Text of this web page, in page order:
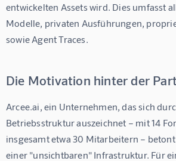
entwickelten Assets wird. Dies umfasst
Modelle, privaten Ausführungen,
sowie Agent Traces.
Die Motivation hinter der
Arcee.ai, ein Unternehmen, das sich
Betriebsstruktur auszeichnet – mit 14
insgesamt etwa 30 Mitarbeitern –
einer "unsichtbaren" Infrastruktur. Für